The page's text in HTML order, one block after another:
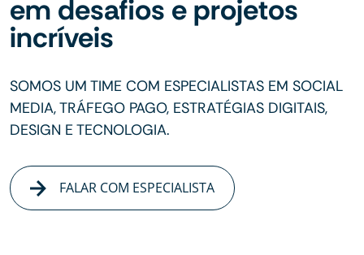
em desafios e projetos
incríveis
SOMOS UM TIME COM ESPECIALISTAS EM SOCIAL
MEDIA, TRÁFEGO PAGO, ESTRATÉGIAS DIGITAIS,
DESIGN E TECNOLOGIA.
FALAR COM ESPECIALISTA